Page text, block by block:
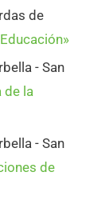
de
- San
de la
- San
de